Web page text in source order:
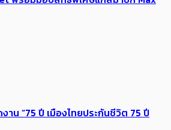
าน “75 ปี เมืองไทยประกันชีวิต 75 ปี